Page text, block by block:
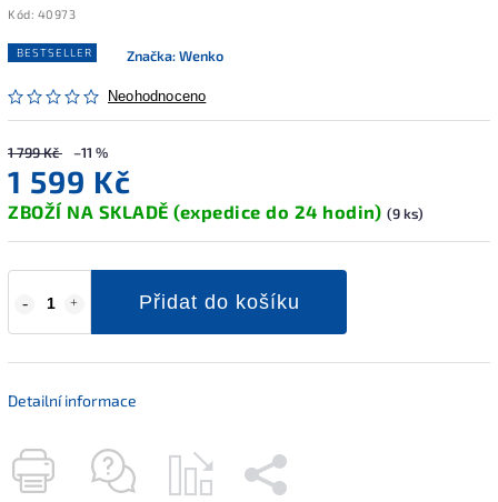
Kód: 40973
BESTSELLER
Neohodnoceno
Značka:Wenko
1 799 Kč –11 %
1 599 Kč
ZBOŽÍ NA SKLADĚ (expedice do 24 hodin) (9 ks)
Přidat do košíku
Detailní informace